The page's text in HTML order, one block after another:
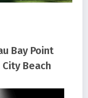
Bay Point
Beach